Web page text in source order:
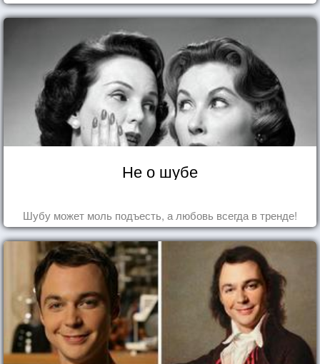
Не о шубе
Шубу может моль подъесть, а любовь всегда в тренде!